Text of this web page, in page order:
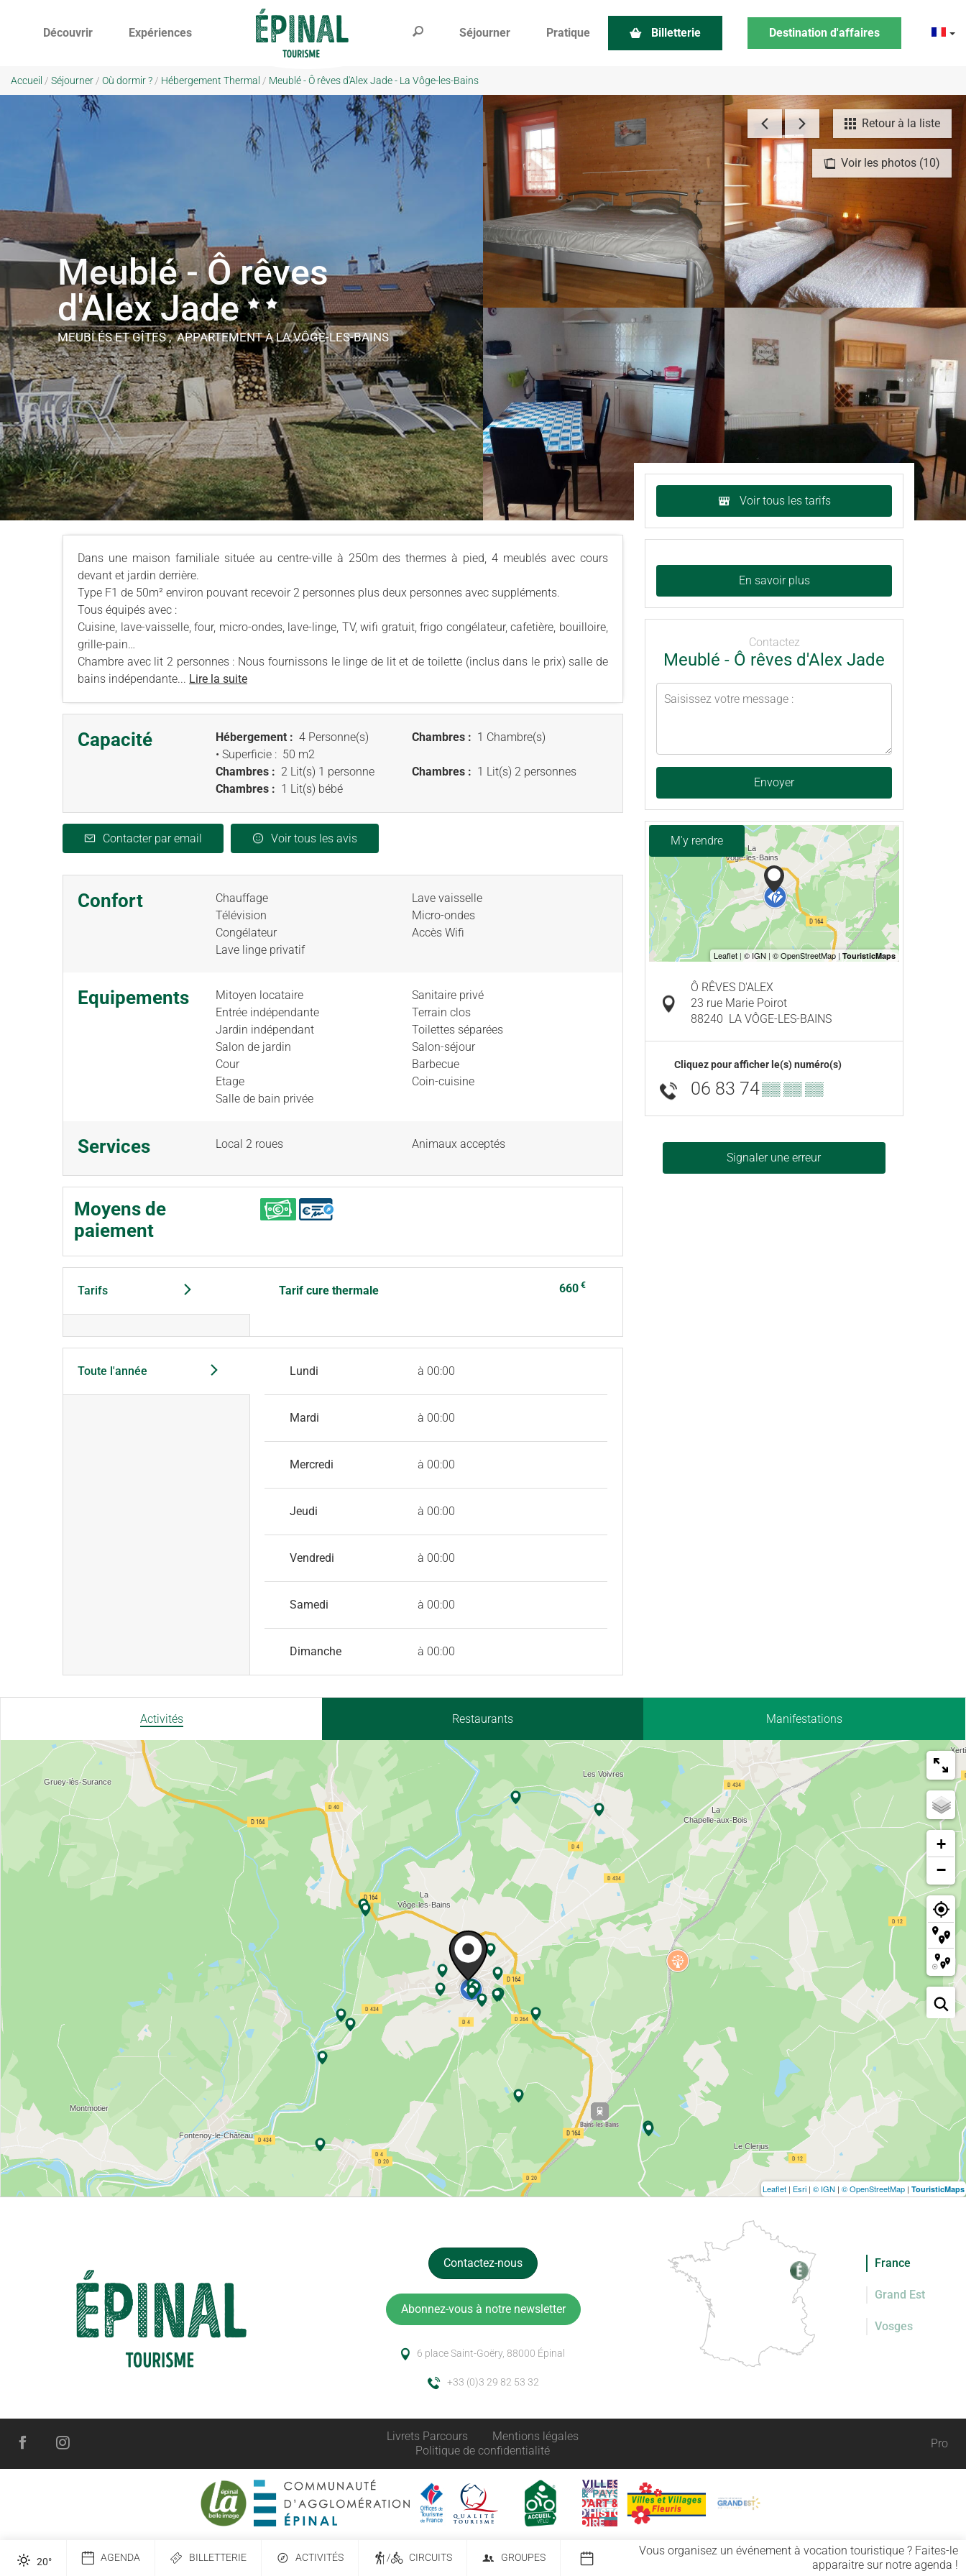
Découvrir Expériences Séjourner Pratique Billetterie Destination d'affaires
Accueil / Séjourner / Où dormir ? / Hébergement Thermal / Meublé - Ô rêves d'Alex Jade - La Vôge-les-Bains
Voir les photos (10)
Retour à la liste
Meublé - Ô rêves
d'Alex Jade
MEUBLÉS ET GÎTES , APPARTEMENTÀ LA VÔGE-LES-BAINS
Dans une maison familiale située au centre-ville à 250m des thermes à pied, 4 meublés avec cours
devant et jardin derrière.
Type F1 de 50m² environ pouvant recevoir 2 personnes plus deux personnes avec suppléments.
Tous équipés avec :
Cuisine, lave-vaisselle, four, micro-ondes, lave-linge, TV, wifi gratuit, frigo congélateur, cafetière, bouilloire,
grille-pain…
Chambre avec lit 2 personnes : Nous fournissons le linge de lit et de toilette (inclus dans le prix) salle de
bains indépendante... Lire la suite
Capacité Hébergement : 4 Personne(s)
• Superficie : 50 m2
Chambres : 1 Chambre(s)
Chambres : 2 Lit(s) 1 personne Chambres : 1 Lit(s) 2 personnes
Chambres : 1 Lit(s) bébé
Contacter par email Voir tous les avis
Confort
Chauffage
Télévision
Congélateur
Lave linge privatif
Lave vaisselle
Micro-ondes
Accès Wifi
Equipements
Mitoyen locataire
Entrée indépendante
Jardin indépendant
Salon de jardin
Cour
Etage
Salle de bain privée
Sanitaire privé
Terrain clos
Toilettes séparées
Salon-séjour
Barbecue
Coin-cuisine
Services Local 2 roues Animaux acceptés
Moyens de
paiement
Tarifs Tarif cure thermale 660 €
Toute l'année Lundi à 00:00
Mardi à 00:00
Mercredi à 00:00
Jeudi à 00:00
Vendredi à 00:00
Samedi à 00:00
Dimanche à 00:00
Voir tous les tarifs
En savoir plus
Contactez
Meublé - Ô rêves d'Alex Jade
Envoyer
M'y rendre
Ô RÊVES D'ALEX
23 rue Marie Poirot
88240 LA VÔGE-LES-BAINS
Cliquez pour afficher le(s) numéro(s)
06 83 74▒▒ ▒▒ ▒▒
Signaler une erreur
Activités Restaurants Manifestations
+
−
Leaflet | Esri | © IGN | © OpenStreetMap | TouristicMaps
20° AGENDA BILLETTERIE ACTIVITÉS / CIRCUITS GROUPES
Vous organisez un événement à vocation touristique ? Faites-le
apparaitre sur notre agenda !
Contactez-nous
Abonnez-vous à notre newsletter
6 place Saint-Goëry, 88000 Épinal
+33 (0)3 29 82 53 32
France
Grand Est
Vosges
Livrets Parcours
Mentions légales
Politique de confidentialité
Pro